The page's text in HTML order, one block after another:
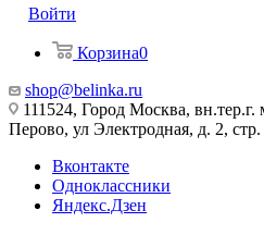
Войти
Корзина0
shop@belinka.ru
111524, Город Москва,
Перово, ул Электродная, д. 2,
Вконтакте
Одноклассники
Яндекс.Дзен